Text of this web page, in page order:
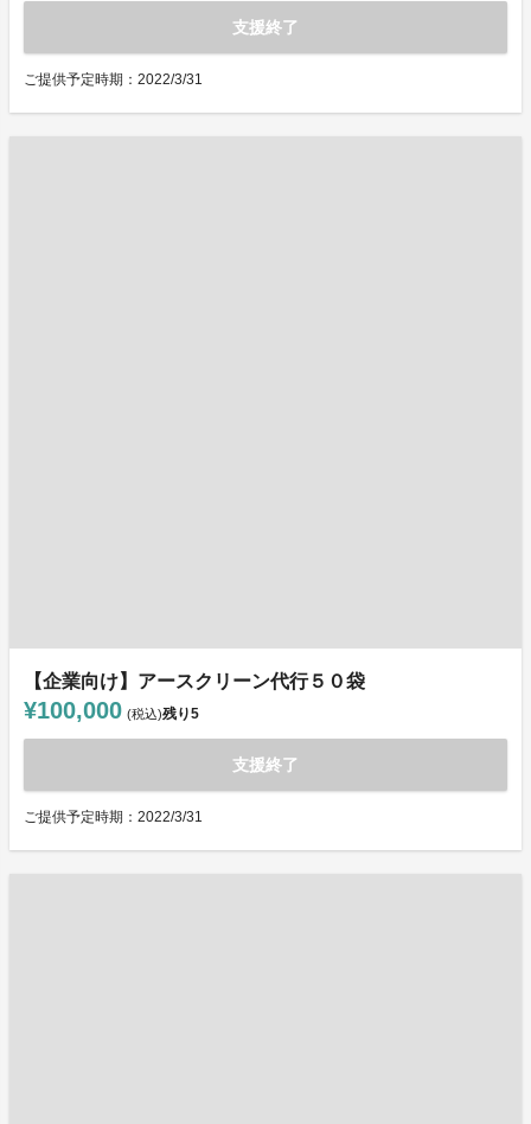
支援終了
ご提供予定時期：2022/3/31
【企業向け】アースクリーン代行５０袋
¥100,000 (税込)残り5
支援終了
ご提供予定時期：2022/3/31